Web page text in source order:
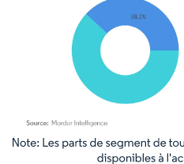
Image © Mordor Intelligence. La